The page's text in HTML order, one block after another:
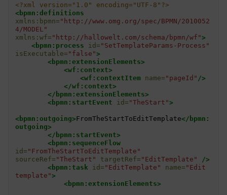
<?xml version="1.0" encoding="UTF-8"?>
<bpmn:definitions
xmlns:bpmn= "http://www.omg.org/spec/BPMN/2010052
4/MODEL"
xmlns:wf= "http://hallowelt.com/schema/bpmn/wf">
<bpmn:process
id= "SetTemplateParams-Process"
isExecutable= "false">
<bpmn:extensionElements>
<wf:context>
<wf:contextItem
name= "pageId" />
</wf:context>
</bpmn:extensionElements>
<bpmn:startEvent
id= "TheStart">
<bpmn:outgoing>FromTheStartToEditTemplate</bpmn:
outgoing>
</bpmn:startEvent>
<bpmn:sequenceFlow
id= "FromTheStartToEditTemplate"
sourceRef= "TheStart" targetRef= "EditTemplate"
/>
<bpmn:task
id= "EditTemplate" name= "Edit
template">
<bpmn:extensionElements>